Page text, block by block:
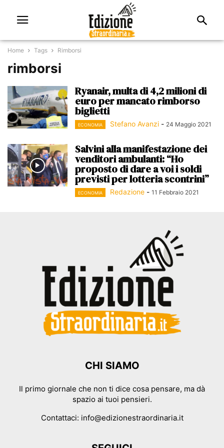
Home Tags Rimborsi
rimborsi
Ryanair, multa di 4,2 milioni di
euro per mancato rimborso
biglietti
ECONOMIA Stefano Avanzi - 24 Maggio 2021
Salvini alla manifestazione dei
venditori ambulanti: “Ho
proposto di dare a voi i soldi
previsti per lotteria scontrini”
ECONOMIA Redazione - 11 Febbraio 2021
CHI SIAMO
Il primo giornale che non ti dice cosa pensare, ma dà
spazio ai tuoi pensieri.
Contattaci: info@edizionestraordinaria.it